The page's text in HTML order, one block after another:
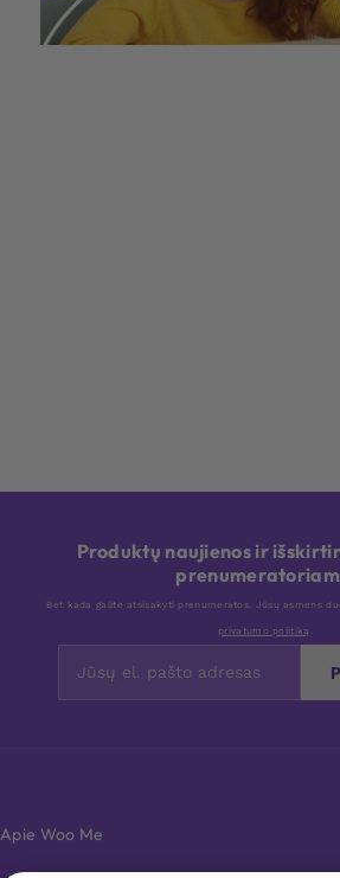
Produktų naujienos ir
Bet kada galite atsisakyti prenumeratos. Jūsų asmens
privatumo politiką .
Apie Woo Me